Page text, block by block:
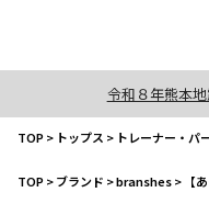
令和８年熊本
TOP> トップス > トレーナー・パ
TOP>ブランド >branshes> 【